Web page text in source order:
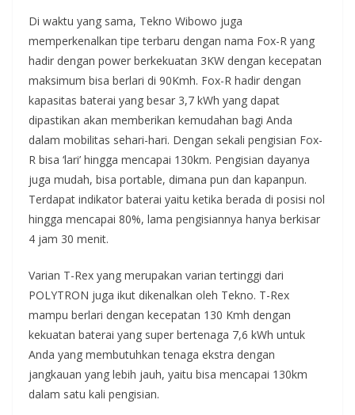
Di waktu yang sama, Tekno Wibowo juga
memperkenalkan tipe terbaru dengan nama Fox-R yang
hadir dengan power berkekuatan 3KW dengan kecepatan
maksimum bisa berlari di 90Kmh. Fox-R hadir dengan
kapasitas baterai yang besar 3,7 kWh yang dapat
dipastikan akan memberikan kemudahan bagi Anda
dalam mobilitas sehari-hari. Dengan sekali pengisian Fox-
R bisa ‘lari’ hingga mencapai 130km. Pengisian dayanya
juga mudah, bisa portable, dimana pun dan kapanpun.
Terdapat indikator baterai yaitu ketika berada di posisi nol
hingga mencapai 80%, lama pengisiannya hanya berkisar
4 jam 30 menit.
Varian T-Rex yang merupakan varian tertinggi dari
POLYTRON juga ikut dikenalkan oleh Tekno. T-Rex
mampu berlari dengan kecepatan 130 Kmh dengan
kekuatan baterai yang super bertenaga 7,6 kWh untuk
Anda yang membutuhkan tenaga ekstra dengan
jangkauan yang lebih jauh, yaitu bisa mencapai 130km
dalam satu kali pengisian.